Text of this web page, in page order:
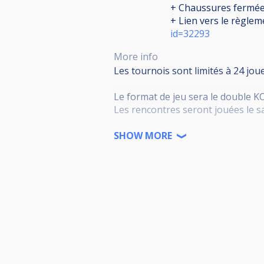
+ Chaussures
+ Lien vers le
id=32293
More info
Les tournois sont limités à 24
Le format de jeu sera le double
Les rencontres seront jouées le
Pour le premier tournoi, le
SHOW MORE